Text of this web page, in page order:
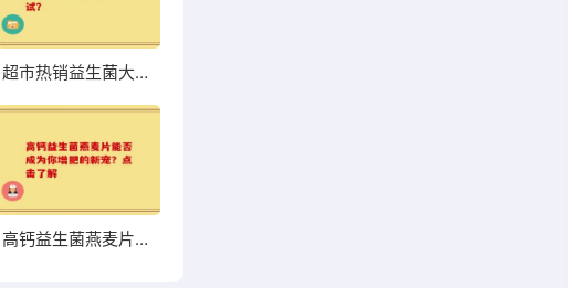
超市热销益生菌大盘点，哪些值得你关注和尝试？
高钙益生菌燕麦片能否成为你增肥的新宠？点击了解